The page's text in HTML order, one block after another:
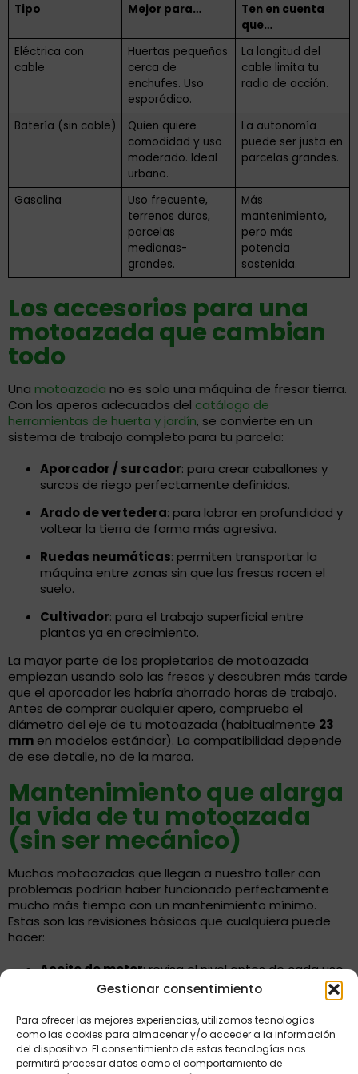
Gestionar consentimiento
Para ofrecer las mejores experiencias, utilizamos tecnologías
como las cookies para almacenar y/o acceder a la información
del dispositivo. El consentimiento de estas tecnologías nos
permitirá procesar datos como el comportamiento de
Tipo Mejor para…
Ten en cuenta
que…
Eléctrica con
cable
Huertas pequeñas
cerca de
enchufes. Uso
esporádico.
La longitud del
cable limita tu
radio de acción.
Batería (sin cable)
Quien quiere
comodidad y uso
moderado. Ideal
urbano.
La autonomía
puede ser justa en
parcelas grandes.
Gasolina
Uso frecuente,
terrenos duros,
parcelas
medianas-
grandes.
Más
mantenimiento,
pero más
potencia
sostenida.
Los accesorios para una
motoazada que cambian
todo
Una motoazada no es solo una máquina de fresar tierra.
Con los aperos adecuados del catálogo de
herramientas de huerta y jardín, se convierte en un
sistema de trabajo completo para tu parcela:
Aporcador / surcador: para crear caballones y
surcos de riego perfectamente definidos.
Arado de vertedera: para labrar en profundidad y
voltear la tierra de forma más agresiva.
Ruedas neumáticas: permiten transportar la
máquina entre zonas sin que las fresas rocen el
suelo.
Cultivador: para el trabajo superficial entre
plantas ya en crecimiento.
La mayor parte de los propietarios de motoazada
empiezan usando solo las fresas y descubren más tarde
que el aporcador les habría ahorrado horas de trabajo.
Antes de comprar cualquier apero, comprueba el
diámetro del eje de tu motoazada (habitualmente 23
mm en modelos estándar). La compatibilidad depende
de ese detalle, no de la marca.
Mantenimiento que alarga
la vida de tu motoazada
(sin ser mecánico)
Muchas motoazadas que llegan a nuestro taller con
problemas podrían haber funcionado perfectamente
mucho más tiempo con un mantenimiento mínimo.
Estas son las revisiones básicas que cualquiera puede
hacer:
Aceite de motor: revisa el nivel antes de cada uso
y cámbialo al inicio de cada temporada.
Limpieza de fresas : retira restos de tierra y raíces
enroscadas tras cada sesión de trabajo.
Correa de transmisión (si tu modelo la tiene):